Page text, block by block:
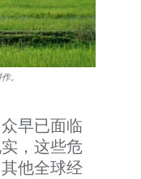
。
早已面临
，这些危
他全球经